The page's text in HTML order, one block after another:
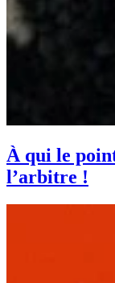
À qui le
l’arbitre !